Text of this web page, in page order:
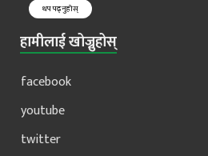
थप पढ्नुहोस्
हामीलाई खोज्नुहोस्
facebook
youtube
twitter